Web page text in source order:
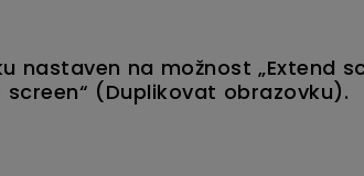
nastaven na možnost „Extend
(Duplikovat obrazovku).